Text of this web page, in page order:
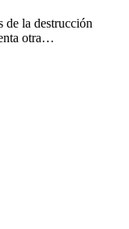
de la destrucción
otra…